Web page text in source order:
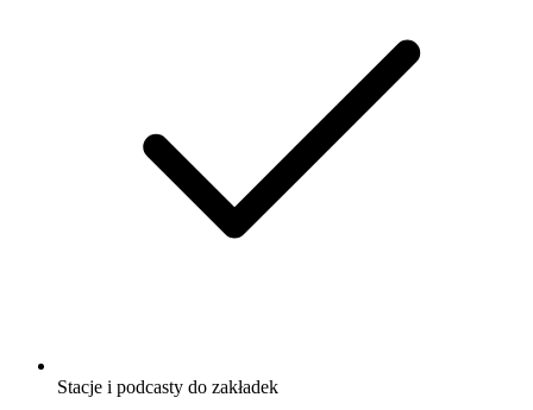
Stacje i podcasty do zakładek